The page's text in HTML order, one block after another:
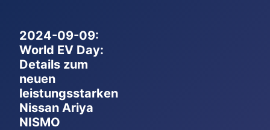
2024-09-09:
World EV Day:
Details zum
neuen
leistungsstarken
Nissan Ariya
NISMO